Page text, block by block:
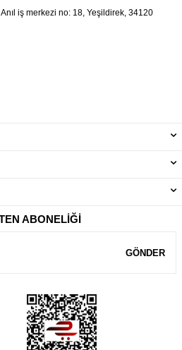
iş merkezi no: 18, Yeşildirek, 34120
ABONELIĞI
GÖNDER